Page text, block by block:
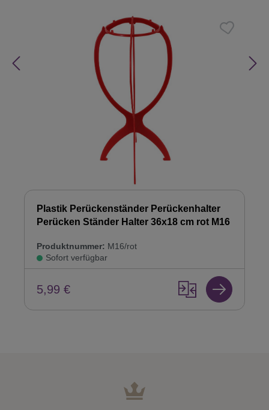
Plastik Perückenständer Perückenhalter
Perücken Ständer Halter 36x18 cm rot M16
Produktnummer: M16/rot
Sofort verfügbar
5,99 €